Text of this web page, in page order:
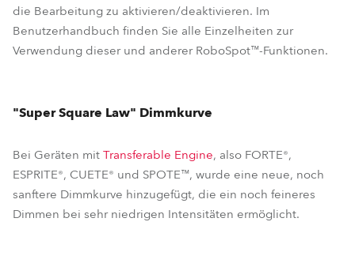
die Bearbeitung zu aktivieren/deaktivieren. Im
Benutzerhandbuch finden Sie alle Einzelheiten zur
Verwendung dieser und anderer RoboSpot™-Funktionen.
"Super Square Law" Dimmkurve
Bei Geräten mit Transferable Engine, also FORTE®,
ESPRITE®, CUETE® und SPOTE™, wurde eine neue, noch
sanftere Dimmkurve hinzugefügt, die ein noch feineres
Dimmen bei sehr niedrigen Intensitäten ermöglicht.